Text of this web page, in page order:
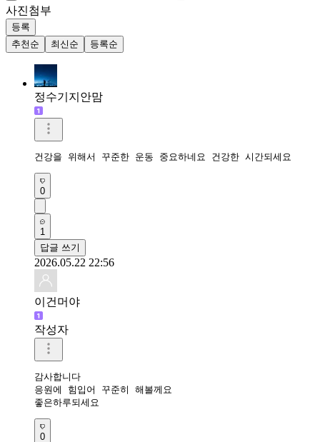
사진첨부
등록
추천순
최신순 등록순
정수기지안맘
건강을 위해서 꾸준한 운동 중요하네요 건강한 시간되세요
0
1
답글 쓰기
2026.05.22 22:56
이건머야
작성자
감사합니다
응원에 힘입어 꾸준히 해볼께요
좋은하루되세요
0